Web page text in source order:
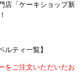
店「ケーキショップ新
ティ一覧】
をご注文いただいたお